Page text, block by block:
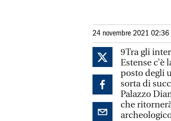
24 novembre 2021 02:36
9Tra gli
Estense
posto degli
sorta di
Palazzo
che